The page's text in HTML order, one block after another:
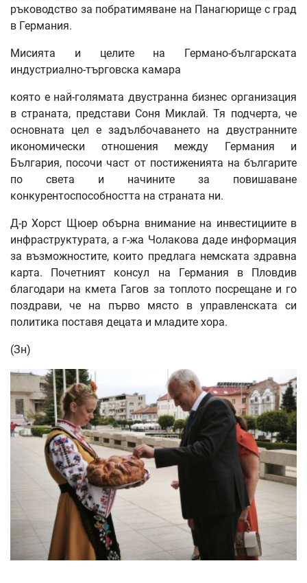
ръководство за побратимяване на Панагюрище с град
в Германия.
Мисията и целите на Германо-българската
индустриално-търговска камара
която е най-голямата двустранна бизнес организация
в страната, представи Соня Миклай. Тя подчерта, че
основната цел е задълбочаването на двустранните
икономически отношения между Германия и
България, посочи част от постиженията на българите
по света и начините за повишаване
конкурентоспособността на страната ни.
Д-р Хорст Щюер обърна внимание на инвестициите в
инфраструктурата, а г-жа Чолакова даде информация
за възможностите, които предлага немската здравна
карта. Почетният консул на Германия в Пловдив
благодари на кмета Гагов за топлото посрещане и го
поздрави, че на първо място в управленската си
политика поставя децата и младите хора.
(Зн)